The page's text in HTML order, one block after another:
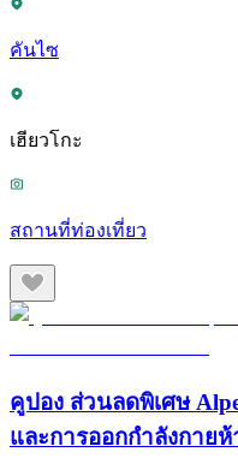
คันไซ
เฮียวโกะ
สถานที่ท่องเที่ยว
คูปอง ส่วนลดพิเศษ
และการออกกำลังกาย